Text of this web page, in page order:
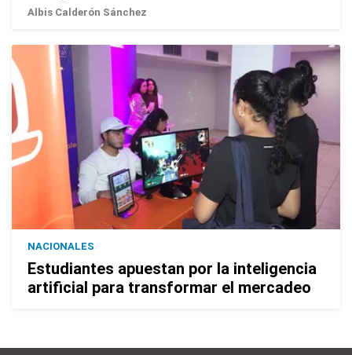
Albis Calderón Sánchez
NACIONALES
Estudiantes apuestan por la inteligencia
artificial para transformar el mercadeo